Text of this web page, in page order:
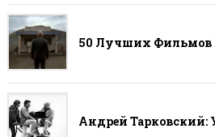
50 Лучших Фильмов
Андрей Тарковский: